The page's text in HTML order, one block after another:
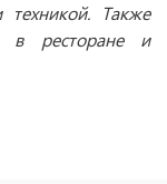
Также
в ресторане и